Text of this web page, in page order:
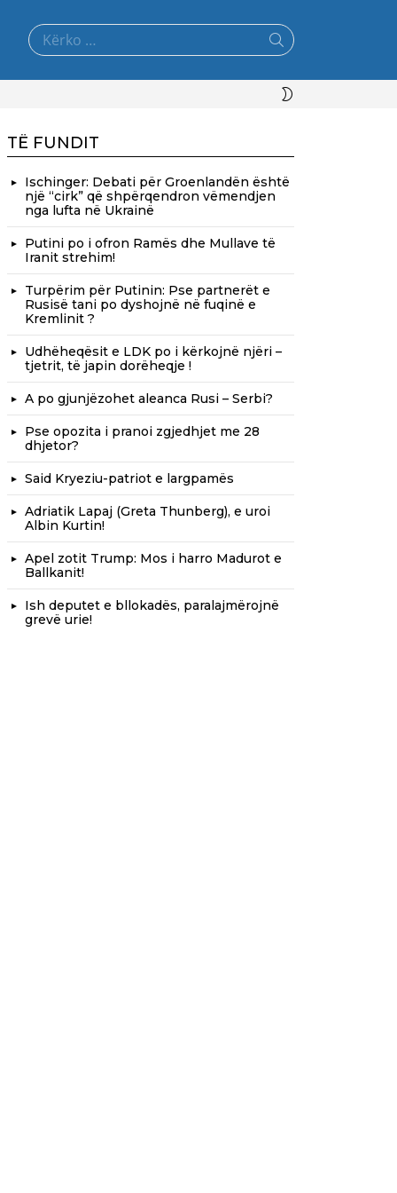
Search
for:
TË FUNDIT
Ischinger: Debati për Groenlandën është
një “cirk” që shpërqendron vëmendjen
nga lufta në Ukrainë
Putini po i ofron Ramës dhe Mullave të
Iranit strehim!
Turpërim për Putinin: Pse partnerët e
Rusisë tani po dyshojnë në fuqinë e
Kremlinit ?
Udhëheqësit e LDK po i kërkojnë njëri –
tjetrit, të japin dorëheqje !
A po gjunjëzohet aleanca Rusi – Serbi?
Pse opozita i pranoi zgjedhjet me 28
dhjetor?
Said Kryeziu-patriot e largpamës
Adriatik Lapaj (Greta Thunberg), e uroi
Albin Kurtin!
Apel zotit Trump: Mos i harro Madurot e
Ballkanit!
Ish deputet e bllokadës, paralajmërojnë
grevë urie!